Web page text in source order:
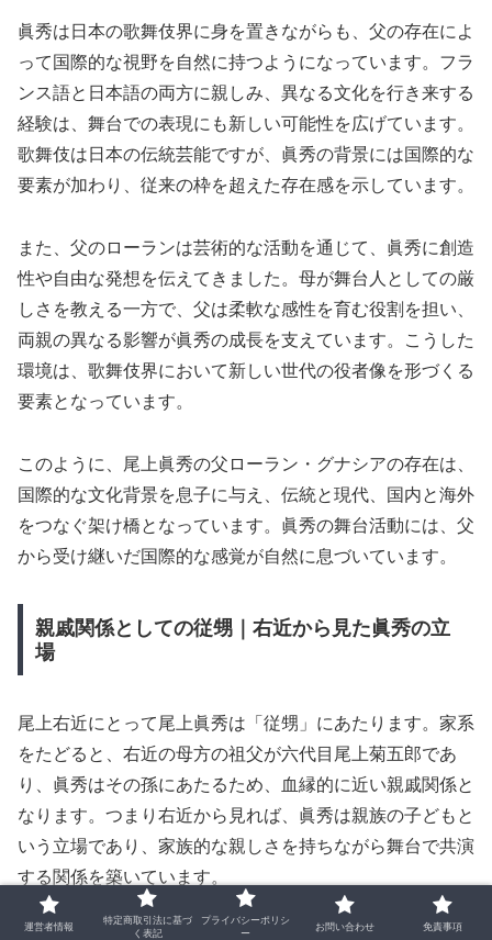
眞秀は日本の歌舞伎界に身を置きながらも、父の存在によ
って国際的な視野を自然に持つようになっています。フラ
ンス語と日本語の両方に親しみ、異なる文化を行き来する
経験は、舞台での表現にも新しい可能性を広げています。
歌舞伎は日本の伝統芸能ですが、眞秀の背景には国際的な
要素が加わり、従来の枠を超えた存在感を示しています。
また、父のローランは芸術的な活動を通じて、眞秀に創造
性や自由な発想を伝えてきました。母が舞台人としての厳
しさを教える一方で、父は柔軟な感性を育む役割を担い、
両親の異なる影響が眞秀の成長を支えています。こうした
環境は、歌舞伎界において新しい世代の役者像を形づくる
要素となっています。
このように、尾上眞秀の父ローラン・グナシアの存在は、
国際的な文化背景を息子に与え、伝統と現代、国内と海外
をつなぐ架け橋となっています。眞秀の舞台活動には、父
から受け継いだ国際的な感覚が自然に息づいています。
親戚関係としての従甥｜右近から見た眞秀の立
場
尾上右近にとって尾上眞秀は「従甥」にあたります。家系
をたどると、右近の母方の祖父が六代目尾上菊五郎であ
り、眞秀はその孫にあたるため、血縁的に近い親戚関係と
なります。つまり右近から見れば、眞秀は親族の子どもと
いう立場であり、家族的な親しさを持ちながら舞台で共演
する関係を築いています。
運営者情報
特定商取引法に基づ
く表記
プライバシーポリシ
ー
お問い合わせ 免責事項